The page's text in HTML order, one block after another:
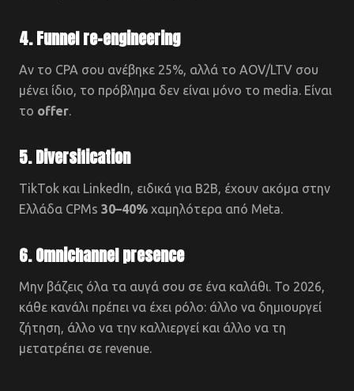
4. Funnel re-engineering
Αν το CPA σου ανέβηκε 25%, αλλά το AOV/LTV σου
μένει ίδιο, το πρόβλημα δεν είναι μόνο το media. Είναι
το offer.
5. Diversification
TikTok και LinkedIn, ειδικά για B2B, έχουν ακόμα στην
Ελλάδα CPMs 30–40% χαμηλότερα από Meta.
6. Omnichannel presence
Μην βάζεις όλα τα αυγά σου σε ένα καλάθι. Το 2026,
κάθε κανάλι πρέπει να έχει ρόλο: άλλο να δημιουργεί
ζήτηση, άλλο να την καλλιεργεί και άλλο να τη
μετατρέπει σε revenue.